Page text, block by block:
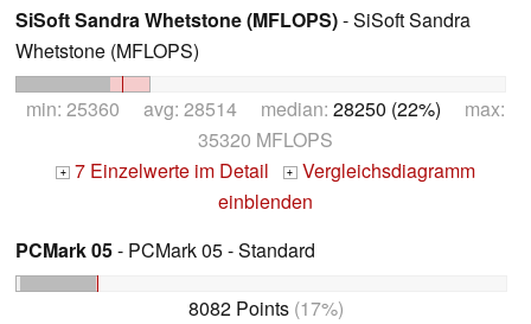
SiSoft Sandra Whetstone (MFLOPS)- SiSoft Sandra
Whetstone (MFLOPS)
min: 25360 avg: 28514 median: 28250 (22%) max:
35320 MFLOPS
+ 7 Einzelwerte im Detail + Vergleichsdiagramm
einblenden
PCMark 05- PCMark 05 - Standard
8082 Points(17%)